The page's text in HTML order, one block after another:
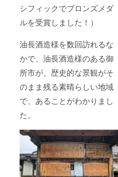
シフィックでブロンズメダ
ルを受賞しました！）
油長酒造様を数回訪れるな
かで、油長酒造様のある御
所市が、歴史的な景観がそ
のまま残る素晴らしい地域
で、あることがわかりまし
た。